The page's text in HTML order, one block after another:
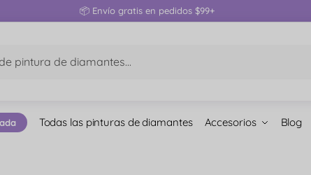
📦 Envío gratis en pedidos $99+
Todas las pinturas de diamantes Accesorios Blog